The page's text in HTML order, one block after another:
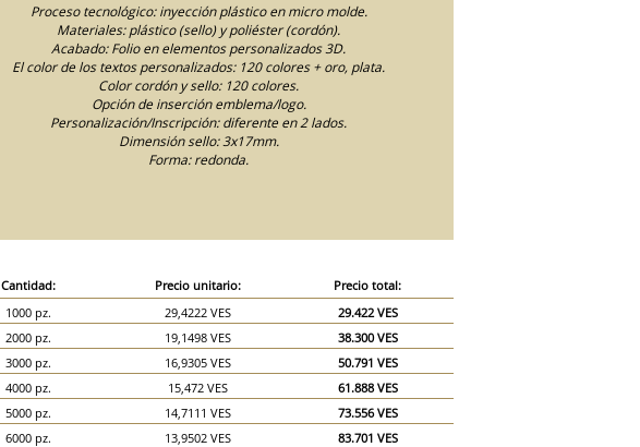
Proceso tecnológico: inyección plástico en micro molde.
Materiales: plástico (sello) y poliéster (cordón).
Acabado: Folio en elementos personalizados 3D.
El color de los textos personalizados: 120 colores + oro, plata.
Color cordón y sello: 120 colores.
Opción de inserción emblema/logo.
Personalización/Inscripción: diferente en 2 lados.
Dimensión sello: 3x17mm.
Forma: redonda.
Cantidad: Precio unitario:
Precio total:
1000 pz.
29,4222 VES
29.422 VES
2000 pz.
19,1498 VES
38.300 VES
3000 pz.
16,9305 VES
50.791 VES
4000 pz.
15,472 VES
61.888 VES
5000 pz.
14,7111 VES
73.556 VES
6000 pz.
13,9502 VES
83.701 VES